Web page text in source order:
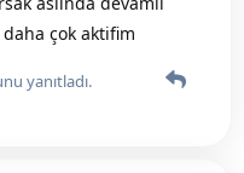
çok aktifim
yanıtladı.